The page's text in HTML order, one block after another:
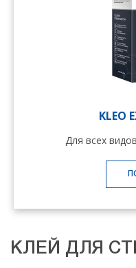
KLEO
Для всех
КЛЕЙ ДЛЯ